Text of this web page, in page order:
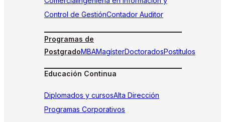
Control de GestiónContador Auditor
Programas de
PostgradoMBAMagísterDoctoradosPostítulos
Educación Continua
Diplomados y cursosAlta Dirección
Programas Corporativos